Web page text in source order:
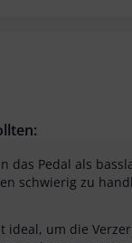
das Pedal als
schwierig zu
ideal, um die